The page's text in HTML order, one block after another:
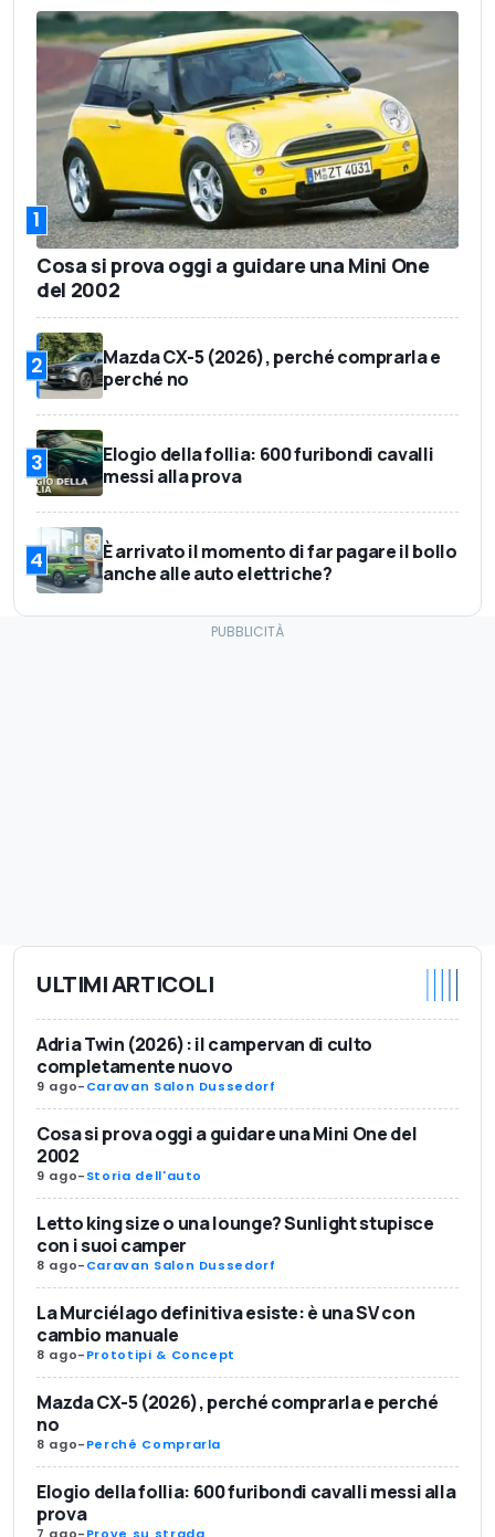
1
Cosa si prova oggi a guidare una Mini One
del 2002
2
Mazda CX-5 (2026), perché comprarla e
perché no
3
Elogio della follia: 600 furibondi cavalli
messi alla prova
4
È arrivato il momento di far pagare il bollo
anche alle auto elettriche?
ULTIMI ARTICOLI
Adria Twin (2026): il campervan di culto
completamente nuovo
9 ago-Caravan Salon Dussedorf
Cosa si prova oggi a guidare una Mini One del
2002
9 ago-Storia dell'auto
Letto king size o una lounge? Sunlight stupisce
con i suoi camper
8 ago-Caravan Salon Dussedorf
La Murciélago definitiva esiste: è una SV con
cambio manuale
8 ago-Prototipi & Concept
Mazda CX-5 (2026), perché comprarla e perché
no
8 ago-Perché Comprarla
Elogio della follia: 600 furibondi cavalli messi alla
prova
7 ago-Prove su strada